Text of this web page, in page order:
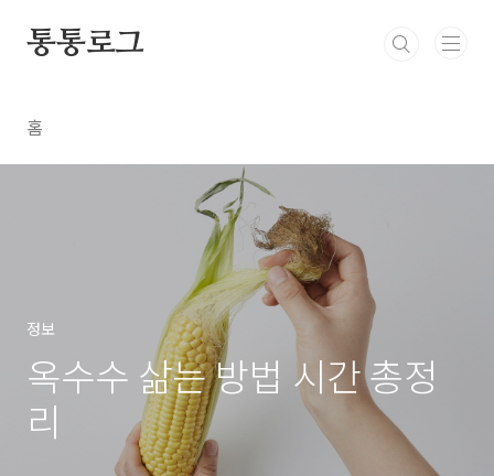
통통로그
홈
정보
옥수수 삶는 방법 시간 총정
리